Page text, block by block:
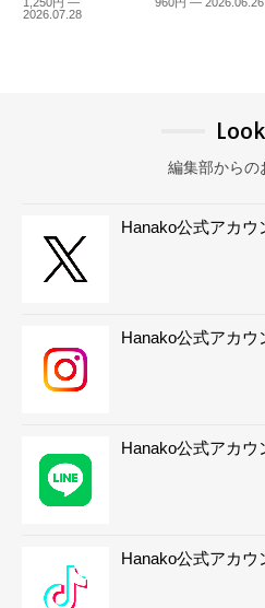
2026.07.28
編集部からの
Hanako公式アカウ
Hanako公式アカウ
Hanako公式アカウ
Hanako公式アカウ